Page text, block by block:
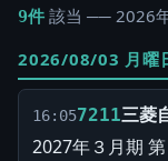
9件 該当 ── 2026
2026/08/03 月曜
16:057211三菱
2027年３月期